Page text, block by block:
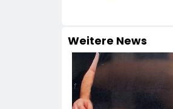
Weitere News